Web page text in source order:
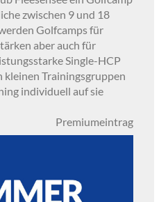
zwischen 9 und 18
Golfcamps für
aber auch für
Single-HCP
kleinen Trainingsgruppen
individuell auf sie
Premiumeintrag